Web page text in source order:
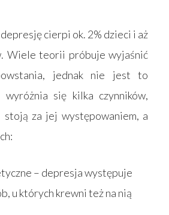
depresję cierpi ok. 2% dzieci i aż
Wiele teorii próbuje wyjaśnić
jednak nie jest to
się kilka czynników,
stoją za jej występowaniem, a
– depresja występuje
u których krewni też na nią